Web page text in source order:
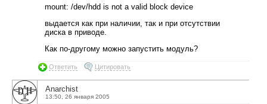
mount: /dev/hdd is not a valid block device
выдается как при наличии, так и при отсутствии
диска в приводе.
Как по-другому можно запустить модуль?
Ответить Цитировать
Anarchist
13:50, 26 января 2005